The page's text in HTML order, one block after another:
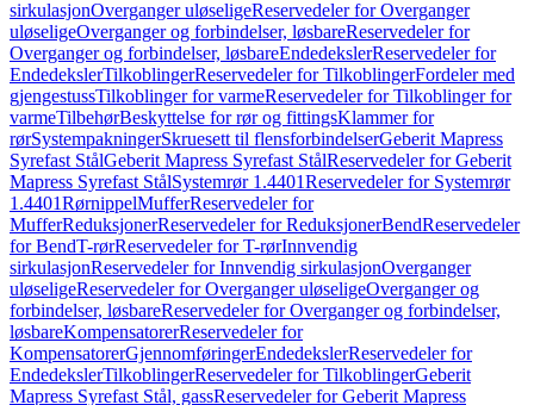
sirkulasjonOverganger uløseligeReservedeler for Overganger
uløseligeOverganger og forbindelser, løsbareReservedeler for
Overganger og forbindelser, løsbareEndedekslerReservedeler for
EndedekslerTilkoblingerReservedeler for TilkoblingerFordeler med
gjengestussTilkoblinger for varmeReservedeler for Tilkoblinger for
varmeTilbehørBeskyttelse for rør og fittingsKlammer for
rørSystempakningerSkruesett til flensforbindelserGeberit Mapress
Syrefast StålGeberit Mapress Syrefast StålReservedeler for Geberit
Mapress Syrefast StålSystemrør 1.4401Reservedeler for Systemrør
1.4401RørnippelMufferReservedeler for
MufferReduksjonerReservedeler for ReduksjonerBendReservedeler
for BendT-rørReservedeler for T-rørInnvendig
sirkulasjonReservedeler for Innvendig sirkulasjonOverganger
uløseligeReservedeler for Overganger uløseligeOverganger og
forbindelser, løsbareReservedeler for Overganger og forbindelser,
løsbareKompensatorerReservedeler for
KompensatorerGjennomføringerEndedekslerReservedeler for
EndedekslerTilkoblingerReservedeler for TilkoblingerGeberit
Mapress Syrefast Stål, gassReservedeler for Geberit Mapress